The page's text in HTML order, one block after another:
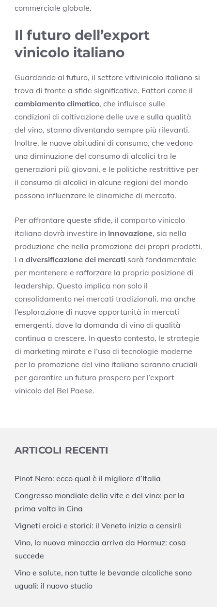
commerciale globale.
Il futuro dell’export
vinicolo italiano
Guardando al futuro, il settore vitivinicolo italiano si
trova di fronte a sfide significative. Fattori come il
cambiamento climatico, che influisce sulle
condizioni di coltivazione delle uve e sulla qualità
del vino, stanno diventando sempre più rilevanti.
Inoltre, le nuove abitudini di consumo, che vedono
una diminuzione del consumo di alcolici tra le
generazioni più giovani, e le politiche restrittive per
il consumo di alcolici in alcune regioni del mondo
possono influenzare le dinamiche di mercato.
Per affrontare queste sfide, il comparto vinicolo
italiano dovrà investire in innovazione, sia nella
produzione che nella promozione dei propri prodotti.
La diversificazione dei mercati sarà fondamentale
per mantenere e rafforzare la propria posizione di
leadership. Questo implica non solo il
consolidamento nei mercati tradizionali, ma anche
l’esplorazione di nuove opportunità in mercati
emergenti, dove la domanda di vino di qualità
continua a crescere. In questo contesto, le strategie
di marketing mirate e l’uso di tecnologie moderne
per la promozione del vino italiano saranno cruciali
per garantire un futuro prospero per l’export
vinicolo del Bel Paese.
ARTICOLI RECENTI
Pinot Nero: ecco qual è il migliore d’Italia
Congresso mondiale della vite e del vino: per la
prima volta in Cina
Vigneti eroici e storici: il Veneto inizia a censirli
Vino, la nuova minaccia arriva da Hormuz: cosa
succede
Vino e salute, non tutte le bevande alcoliche sono
uguali: il nuovo studio